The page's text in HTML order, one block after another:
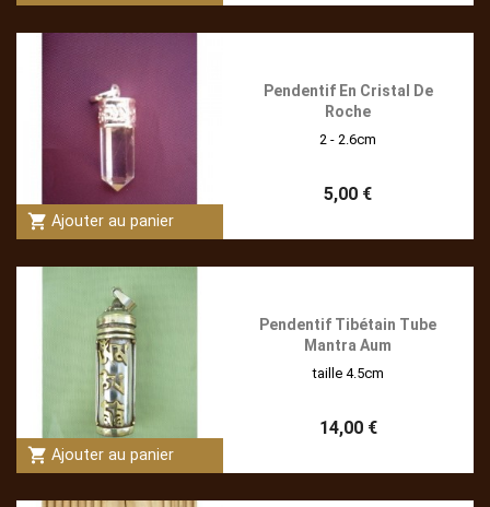
shopping_cart Ajouter au panier
Pendentif En Cristal De
Roche
2 - 2.6cm
5,00 €
shopping_cart Ajouter au panier
Pendentif Tibétain Tube
Mantra Aum
taille 4.5cm
14,00 €